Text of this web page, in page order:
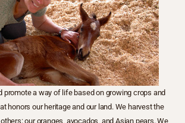
promote a way of life based on growing crops and
honors our heritage and our land. We harvest the
our oranges, avocados, and Asian pears. We